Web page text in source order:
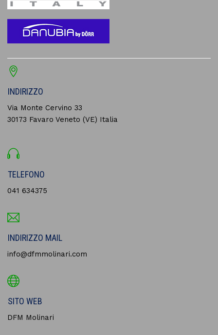
INDIRIZZO
Via Monte Cervino 33
30173 Favaro Veneto (VE) Italia
TELEFONO
041 634375
INDIRIZZO MAIL
info@dfmmolinari.com
SITO WEB
DFM Molinari